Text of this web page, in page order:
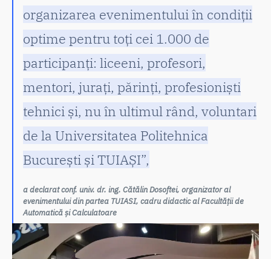
organizarea evenimentului în condiții
optime pentru toți cei 1.000 de
participanți: liceeni, profesori,
mentori, jurați, părinți, profesioniști
tehnici și, nu în ultimul rând, voluntari
de la Universitatea Politehnica
București și TUIAȘI”,
a declarat conf. univ. dr. ing. Cătălin Dosoftei, organizator al
evenimentului din partea TUIASI, cadru didactic al Facultății de
Automatică și Calculatoare